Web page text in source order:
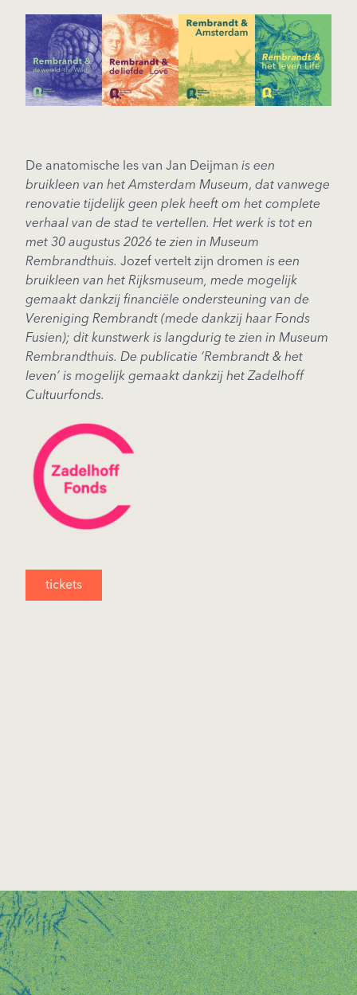
De anatomische les van Jan Deijman is een
bruikleen van het Amsterdam Museum, dat vanwege
renovatie tijdelijk geen plek heeft om het complete
verhaal van de stad te vertellen. Het werk is tot en
met 30 augustus 2026 te zien in Museum
Rembrandthuis. Jozef vertelt zijn dromen is een
bruikleen van het Rijksmuseum, mede mogelijk
gemaakt dankzij financiële ondersteuning van de
Vereniging Rembrandt (mede dankzij haar Fonds
Fusien); dit kunstwerk is langdurig te zien in Museum
Rembrandthuis. De publicatie ‘Rembrandt & het
leven’ is mogelijk gemaakt dankzij het Zadelhoff
Cultuurfonds.
tickets